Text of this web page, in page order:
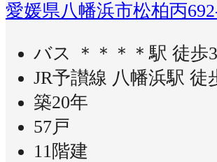
愛媛県八幡浜市松柏丙
バス ＊＊＊＊駅 徒歩
JR予讃線 八幡浜駅 徒
築20年
57戸
11階建